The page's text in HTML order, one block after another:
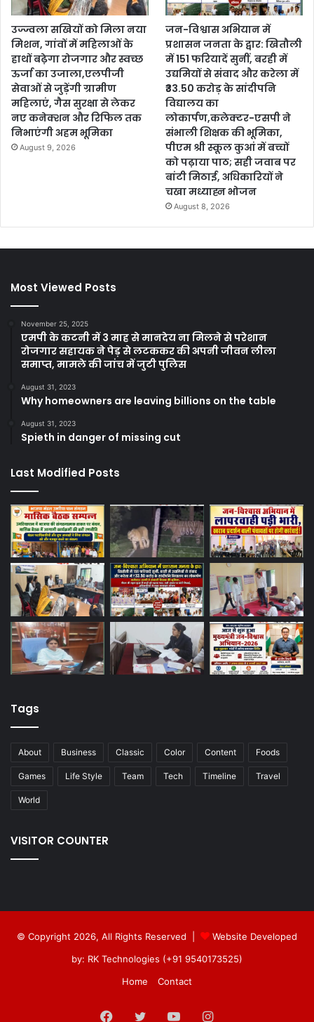
उज्ज्वला सखियों को मिला नया
मिशन, गांवों में महिलाओं के
हाथों बढ़ेगा रोजगार और स्वच्छ
ऊर्जा का उजाला,एलपीजी
सेवाओं से जुड़ेंगी ग्रामीण
महिलाएं, गैस सुरक्षा से लेकर
नए कनेक्शन और रिफिल तक
निभाएंगी अहम भूमिका
August 9, 2026
जन-विश्वास अभियान में
प्रशासन जनता के द्वार: खितौली
में 151 फरियादें सुनीं, बरही में
उद्यमियों से संवाद और करेला में
₹33.50 करोड़ के सांदीपनि
विद्यालय का
लोकार्पण,कलेक्टर-एसपी ने
संभाली शिक्षक की भूमिका,
पीएम श्री स्कूल कुआं में बच्चों
को पढ़ाया पाठ; सही जवाब पर
बांटी मिठाई, अधिकारियों ने
चखा मध्याह्न भोजन
August 8, 2026
Most Viewed Posts
November 25, 2025
एमपी के कटनी में 3 माह से मानदेय ना मिलने से परेशान
रोजगार सहायक ने पेड़ से लटककर की अपनी जीवन लीला
समाप्त, मामले की जांच में जुटी पुलिस
August 31, 2023
Why homeowners are leaving billions on the table
August 31, 2023
Spieth in danger of missing cut
Last Modified Posts
Tags
About Business Classic Color Content Foods
Games Life Style Team Tech Timeline Travel
World
VISITOR COUNTER
© Copyright 2026, All Rights Reserved |
Website Developed
by: RK Technologies (+91 9540173525)
Home
Contact
Facebook
Twitter YouTubeInstagram